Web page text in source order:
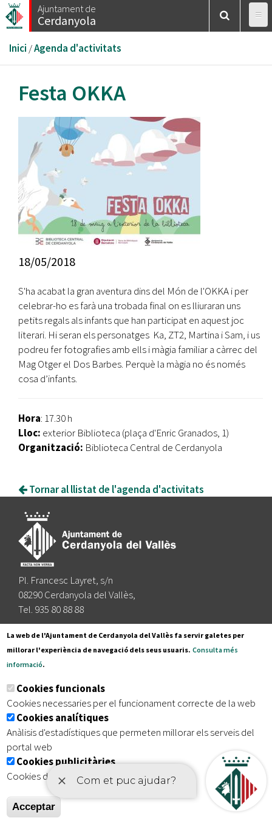
Vés
al
Ajuntament de
Cerdanyola
Esteu
aquí
Inici /Agenda d'activitats
Festa OKKA
18/05/2018
S'ha acabat la gran aventura dins del Món de l'OKKA i per
celebrar-ho es farà una trobada final on es lliuraran uns
petits regals als infants que han participat en aquest joc
literari. Hi seran els personatges Ka, ZT2, Martina i Sam, i us
podreu fer fotografies amb ells i màgia familiar a càrrec del
Mag Otger el Dos Barbes. Perquè la màgia no és només
cosa d’infants.
Hora: 17.30 h
Lloc: exterior Biblioteca (plaça d'Enric Granados, 1)
Organització: Biblioteca Central de Cerdanyola
Tornar al llistat de l'agenda d'activitats
Pl. Francesc Layret, s/n
08290 Cerdanyola del Vallès,
Tel. 935 80 88 88
Segueix-nos a:
Subscriu-te al nostre butlletí
Inici | Avís legal | Protecció de dades
| Accessibilitat
La web de l'Ajuntament de Cerdanyola del Vallès fa servir galetes per
millorar l'experiència de navegació dels seus usuaris. Consulta més
informació.
Cookies funcionals
Cookies necessaries per el funcionament correcte de la web
Cookies analítiques
Anàlisis d'estadístiques que permeten millorar els serveis del
portal web
Cookies publicitàries
Cookies de tercers amb finalitat publicitària
Acceptar